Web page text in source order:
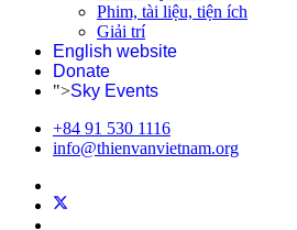
Phim, tài liệu, tiện ích
Giải trí
English website
Donate
">Sky Events
+84 91 530 1116
info@thienvanvietnam.org